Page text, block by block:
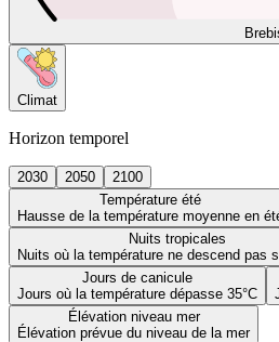
Climat
Horizon temporel
2030 2050
2100
Température été
Hausse de la température moyenne en
Nuits tropicales
Nuits où la température ne descend pas
Jours de canicule
Jours où la température dépasse 35°C
Élévation niveau mer
Élévation prévue du niveau de la mer